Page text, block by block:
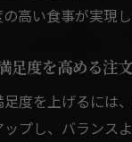
高い食事が実現し
足度を高める注
度を上げるには
プし、バランス